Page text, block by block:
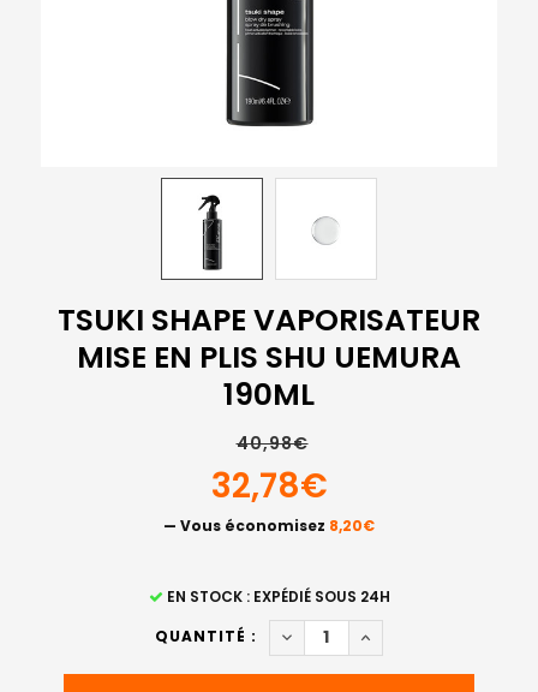
TSUKI SHAPE VAPORISATEUR
MISE EN PLIS SHU UEMURA
190ML
40,98€
32,78€
— Vous économisez 8,20€
EN STOCK : EXPÉDIÉ SOUS 24H
QUANTITÉ :
DIMINUER LA QUANTITÉ DE
AUGMENTER LA